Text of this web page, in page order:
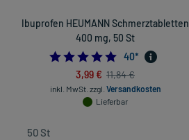
Ibuprofen HEUMANN Schmerztabletten
400 mg, 50 St
4.925
40*
3,99 € 11,84 €
inkl. MwSt. zzgl. Versandkosten
Lieferbar